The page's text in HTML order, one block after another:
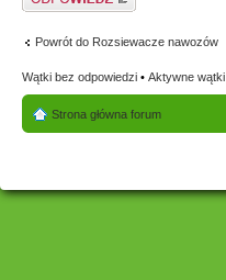
Powrót do Rozsiewacze nawozów
Wątki bez odpowiedzi • Aktywne wątki
Strona główna forum